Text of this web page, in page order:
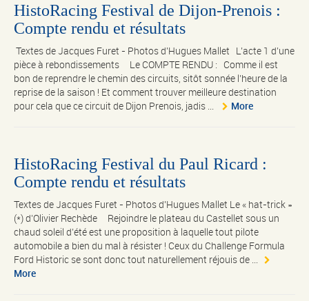
HistoRacing Festival de Dijon-Prenois :
Compte rendu et résultats
Textes de Jacques Furet - Photos d'Hugues Mallet L’acte 1 d’une
pièce à rebondissements Le COMPTE RENDU : Comme il est
bon de reprendre le chemin des circuits, sitôt sonnée l’heure de la
reprise de la saison ! Et comment trouver meilleure destination
pour cela que ce circuit de Dijon Prenois, jadis ...
More
HistoRacing Festival du Paul Ricard :
Compte rendu et résultats
Textes de Jacques Furet - Photos d'Hugues Mallet Le « hat-trick »
(*) d’Olivier Rechède Rejoindre le plateau du Castellet sous un
chaud soleil d’été est une proposition à laquelle tout pilote
automobile a bien du mal à résister ! Ceux du Challenge Formula
Ford Historic se sont donc tout naturellement réjouis de ...
More